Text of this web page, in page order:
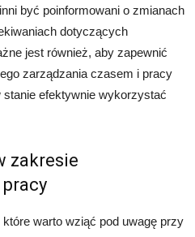
być poinformowani o zmianach
dotyczących
jest również, aby zapewnić
zarządzania czasem i pracy
efektywnie wykorzystać
zakresie
warto wziąć pod uwagę przy